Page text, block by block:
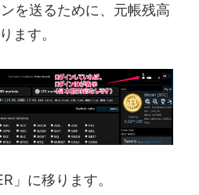
を送るために、元帳残高
ます。
」に移ります。